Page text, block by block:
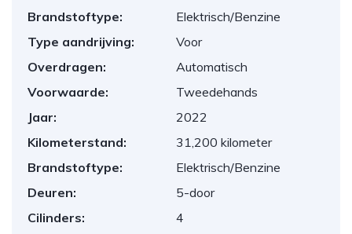
Brandstoftype:
Elektrisch/Benzine
Type aandrijving:
Voor
Overdragen:
Automatisch
Voorwaarde:
Tweedehands
Jaar:
2022
Kilometerstand:
31,200 kilometer
Brandstoftype:
Elektrisch/Benzine
Deuren:
5-door
Cilinders:
4